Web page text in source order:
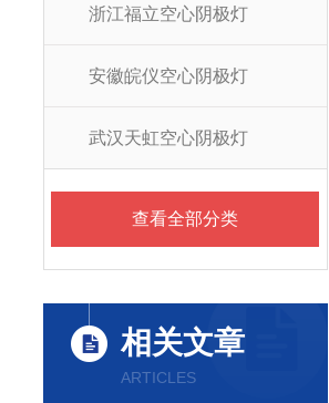
浙江福立空心阴极灯
安徽皖仪空心阴极灯
武汉天虹空心阴极灯
查看全部分类
相关文章
ARTICLES